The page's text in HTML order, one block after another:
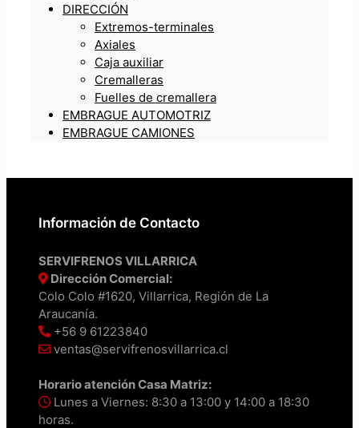
DIRECCIÓN
Extremos-terminales
Axiales
Caja auxiliar
Cremalleras
Fuelles de cremallera
EMBRAGUE AUTOMOTRIZ
EMBRAGUE CAMIONES
Información de Contacto
SERVIFRENOS VILLARRICA
Dirección Comercial:
Colo Colo #1620, Villarrica, Región de La
Araucanía.
+56 9 61223840
ventas@servifrenosvillarrica.cl
Horario atención Casa Matriz:
Lunes a Viernes: 8:30 a 13:00 y 14:00 a 18:30
horas.